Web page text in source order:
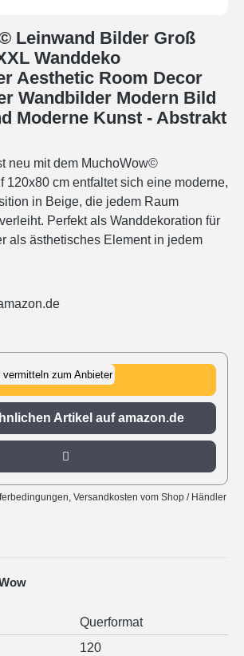
Leinwand Bilder Groß
Wanddeko
Aesthetic Room Decor
Wandbilder Modern Bild
Moderne Kunst - Abstrakt
neu mit dem MuchoWow©
120x80 cm entfaltet sich eine moderne,
in Beige, die jedem Raum
Perfekt als Wanddekoration für
als ästhetisches Element in jedem
zum Anbieter
zu amazon.de
Artikel auf amazon.de
Versandkosten vom Shop / Händler
Querformat
120